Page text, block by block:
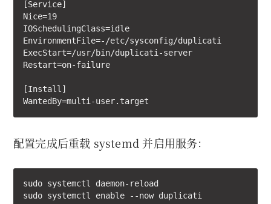
[Service]
Nice=19
IOSchedulingClass=idle
EnvironmentFile=-/etc/sysconfig/duplicati
ExecStart=/usr/bin/duplicati-server
Restart=on-failure
[Install]
WantedBy=multi-user.target
配置完成后重载 systemd 并启用服务：
sudo systemctl daemon-reload
sudo systemctl enable --now duplicati